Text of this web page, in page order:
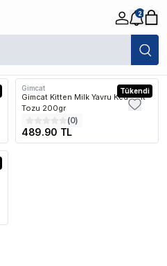
2
Tükendi
Gimcat
Gimcat Kitten Milk Yavru Kedi Süt
Tozu 200gr
(0)
489.90 TL